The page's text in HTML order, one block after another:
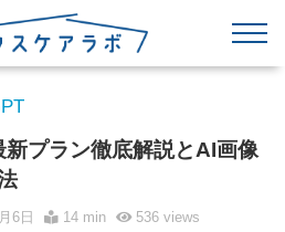
プラン徹底解説とAI画像
6日 14 min 536views